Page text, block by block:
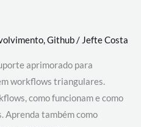
,Github/ Jefte Costa
aprimorado para
workflows triangulares.
como funcionam e como
Aprenda também como